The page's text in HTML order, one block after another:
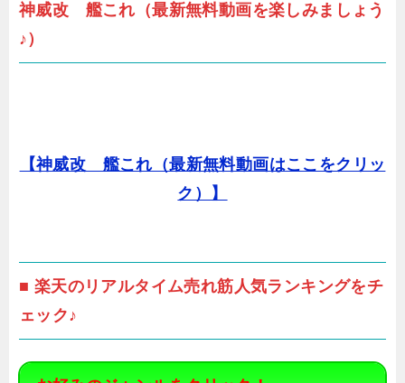
神威改 艦これ（最新無料動画を楽しみましょう
♪）
【神威改 艦これ（最新無料動画はここをクリッ
ク）】
■ 楽天のリアルタイム売れ筋人気ランキングをチ
ェック♪